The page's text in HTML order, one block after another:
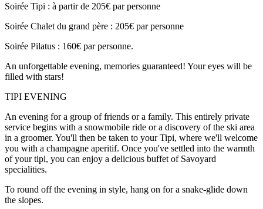
Soirée Tipi : à partir de 205€ par personne
Soirée Chalet du grand père : 205€ par personne
Soirée Pilatus : 160€ par personne.
An unforgettable evening, memories guaranteed! Your eyes will be
filled with stars!
TIPI EVENING
An evening for a group of friends or a family. This entirely private
service begins with a snowmobile ride or a discovery of the ski area
in a groomer. You'll then be taken to your Tipi, where we'll welcome
you with a champagne aperitif. Once you've settled into the warmth
of your tipi, you can enjoy a delicious buffet of Savoyard
specialities.
To round off the evening in style, hang on for a snake-glide down
the slopes.